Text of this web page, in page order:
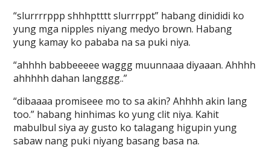
“slurrrrppp shhhptttt slurrrppt” habang dinididi ko
yung mga nipples niyang medyo brown. Habang
yung kamay ko pababa na sa puki niya.
“ahhhh babbeeeee waggg muunnaaa diyaaan. Ahhhh
ahhhhh dahan langggg..”
“dibaaaa promiseee mo to sa akin? Ahhhh akin lang
too.” habang hinhimas ko yung clit niya. Kahit
mabulbul siya ay gusto ko talagang higupin yung
sabaw nang puki niyang basang basa na.